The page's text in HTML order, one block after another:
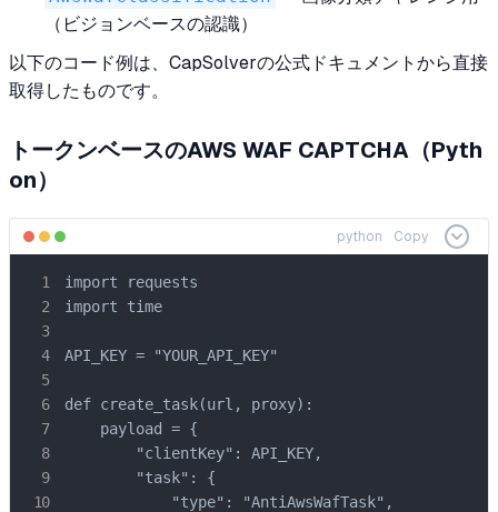
（ビジョンベースの認識）
以下のコード例は、CapSolverの公式ドキュメントから直接
取得したものです。
トークンベースのAWS WAF CAPTCHA（Pyth
on）
python Copy
import requests
import time
API_KEY = "YOUR_API_KEY"
def create_task(url, proxy):
    payload = {
        "clientKey": API_KEY,
        "task": {
            "type": "AntiAwsWafTask",